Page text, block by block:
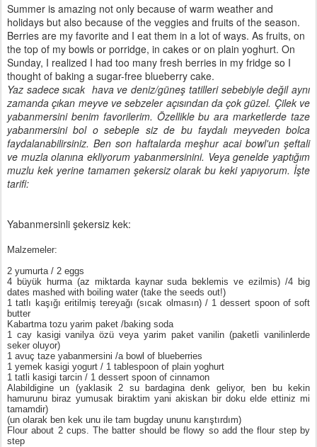
Summer is amazing not only because of warm weather and
holidays but also because of the veggies and fruits of the season.
Berries are my favorite and I eat them in a lot of ways. As fruits, on
the top of my bowls or porridge, in cakes or on plain yoghurt. On
Sunday, I realized I had too many fresh berries in my fridge so I
thought of baking a sugar-free blueberry cake.
Yaz sadece sıcak hava ve deniz/güneş tatilleri sebebiyle değil aynı
zamanda çıkan meyve ve sebzeler açısından da çok güzel. Çilek ve
yabanmersini benim favorilerim. Özellikle bu ara marketlerde taze
yabanmersini bol o sebeple siz de bu faydalı meyveden bolca
faydalanabilirsiniz. Ben son haftalarda meşhur acai bowl'un şeftali
ve muzla olanına ekliyorum yabanmersinini. Veya genelde yaptığım
muzlu kek yerine tamamen şekersiz olarak bu keki yapıyorum. İşte
tarifi:
Yabanmersinli şekersiz kek:
Malzemeler:
2 yumurta / 2 eggs
4 büyük hurma (az miktarda kaynar suda beklemis ve ezilmis) /4 big
dates mashed with boiling water (take the seeds out!)
1 tatlı kaşığı eritilmiş tereyağı (sıcak olmasın) / 1 dessert spoon of soft
butter
Kabartma tozu yarim paket /baking soda
1 cay kasigi vanilya özü veya yarim paket vanilin (paketli vanilinlerde
seker oluyor)
1 avuç taze yabanmersini /a bowl of blueberries
1 yemek kasigi yogurt / 1 tablespoon of plain yoghurt
1 tatli kasigi tarcin / 1 dessert spoon of cinnamon
Alabildigine un (yaklasik 2 su bardagina denk geliyor, ben bu kekin
hamurunu biraz yumusak biraktim yani akiskan bir doku elde ettiniz mi
tamamdir)
(un olarak ben kek unu ile tam bugday ununu karıştırdım)
Flour about 2 cups. The batter should be flowy so add the flour step by
step